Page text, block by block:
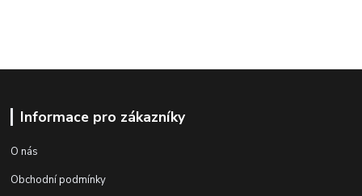
Informace pro zákazníky
O nás
Obchodní podmínky